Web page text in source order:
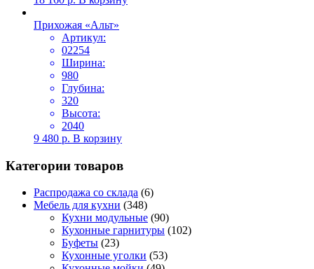
Прихожая «Альт»
Артикул:
02254
Ширина:
980
Глубина:
320
Высота:
2040
9 480 р. В корзину
Категории товаров
Распродажа со склада (6)
Мебель для кухни (348)
Кухни модульные (90)
Кухонные гарнитуры (102)
Буфеты (23)
Кухонные уголки (53)